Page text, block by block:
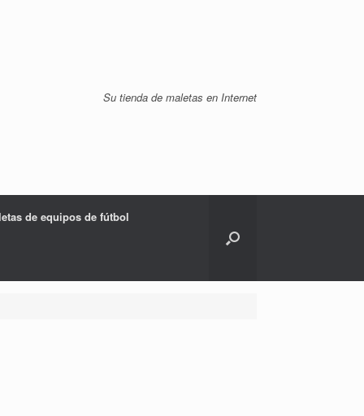
Su tienda de maletas en Internet
de equipos de fútbol